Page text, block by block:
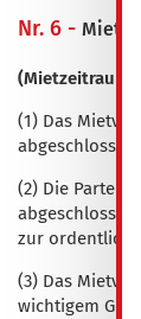
Nr. 6 -
(Mietzeitraum
(1) Das
(2) Die
zur
(3) Das
wichtigem